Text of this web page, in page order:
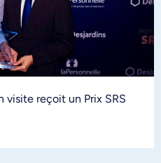
reçoit un Prix SRS